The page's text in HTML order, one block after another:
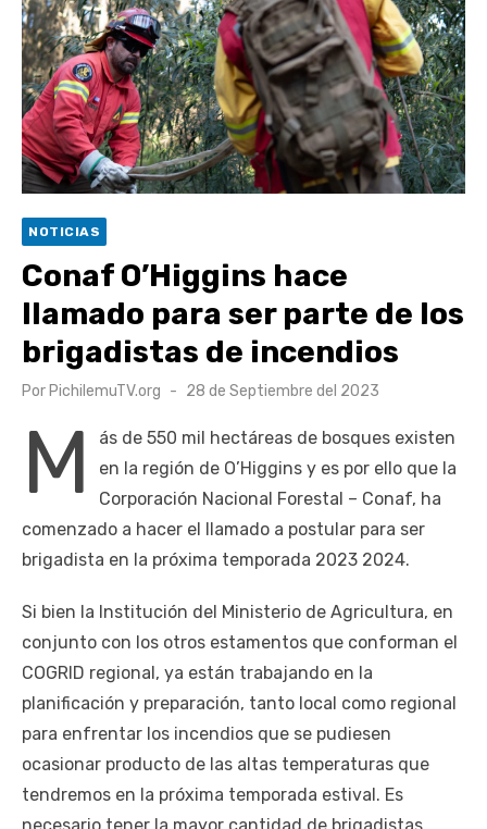
UOH y Municipalidad de Machalí suscriben convenio para
esterilización de mascotas
Hospital de Santa Cruz y Atención Primaria fortalecen
alianza para mejorar el acceso a la atención
gastroenterológica
Rector y diputado Neumann se refieren a cuestionamientos
Valparaíso vuelve a posicionarse como la ciudad con la
conexión a internet más rápida del mundo
NOTICIAS
Conaf O’Higgins hace
llamado para ser parte de los
brigadistas de incendios
Por PichilemuTV.org
Publicado
28 de Septiembre del 2023
M
ás de 550 mil hectáreas de bosques existen
en la región de O’Higgins y es por ello que la
Corporación Nacional Forestal – Conaf, ha
comenzado a hacer el llamado a postular para ser
brigadista en la próxima temporada 2023 2024.
Si bien la Institución del Ministerio de Agricultura, en
conjunto con los otros estamentos que conforman el
COGRID regional, ya están trabajando en la
planificación y preparación, tanto local como regional
para enfrentar los incendios que se pudiesen
ocasionar producto de las altas temperaturas que
tendremos en la próxima temporada estival. Es